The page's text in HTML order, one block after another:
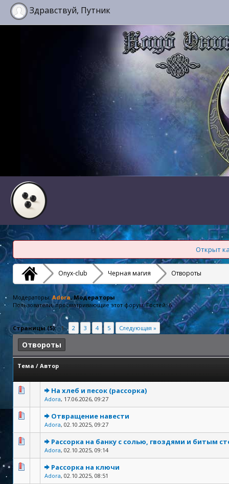
Здравствуй, Путник
Открыт
Onyx-club Черная магия Отвороты
Модераторы: Adora, Модераторы
Пользователи, просматривающие этот форум: Гостей: 6
Страницы (5): 1 2 3 4 5 Следующая »
Отвороты
Тема / Автор
На хлеб и песок (рассорка)
Adora, 17.06.2026, 09:27
Отвращение навести
Adora, 02.10.2025, 09:27
Рассорка на банку с солью, гвоздями и битым
Adora, 02.10.2025, 09:14
Рассорка на ключи
Adora, 02.10.2025, 08:51